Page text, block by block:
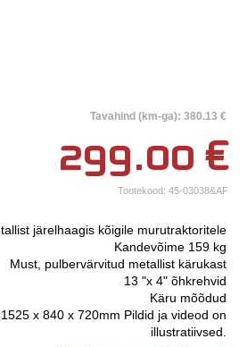
×
Teie nimi*
Ettevõtte nimi.
Telefon*
E-post*
Vali lähim keskus*
Lisainfo
Tavahind (km-ga): 380.13 €
299.00 €
Tootekood: 45-03038&AF
järelhaagis kõigile murutraktoritele
Kandevõime 159 kg
Must, pulbervärvitud metallist kärukast
13 "x 4" õhkrehvid
Käru mõõdud
x 840 x 720mm Pildid ja videod on
illustratiivsed.